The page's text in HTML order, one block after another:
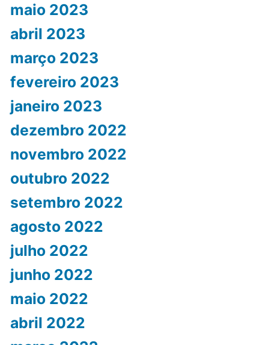
maio 2023
abril 2023
março 2023
fevereiro 2023
janeiro 2023
dezembro 2022
novembro 2022
outubro 2022
setembro 2022
agosto 2022
julho 2022
junho 2022
maio 2022
abril 2022